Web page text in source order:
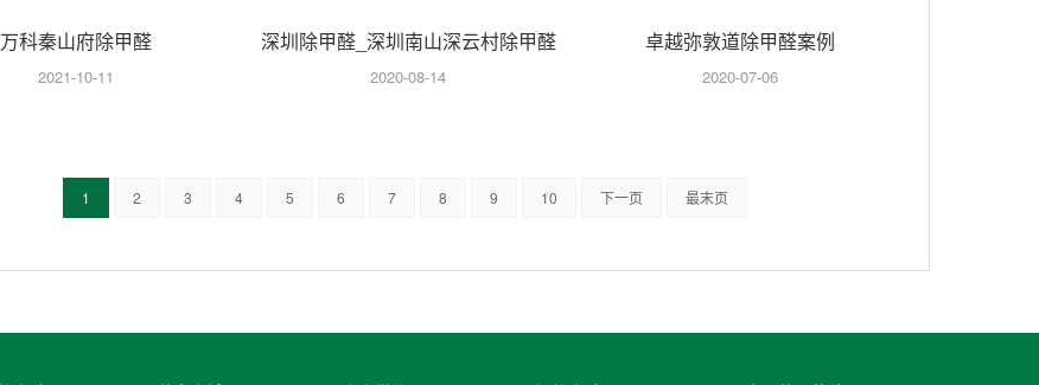
万科秦山府除甲醛
2021-10-11
深圳除甲醛_深圳南山深云村除甲醛
案例
2020-08-14
卓越弥敦道除甲醛案例
2020-07-06
1 2 3 4 5 6 7 8 9 10 下一页 最末页